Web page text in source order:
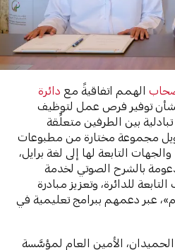
الهمم اتفاقيةً مع دائرة
توفير فرص عمل لتوظيف
بين الطرفين متعلِّقة
مجموعة مختارة من مطبوعات
التابعة لها إلى لغة برايل،
بالشرح الصوتي لخدمة
للدائرة، وتعزيز مبادرة
عبر دعمهم ببرامج تعليمية في
الحميدان، الأمين العام لمؤسَّسة